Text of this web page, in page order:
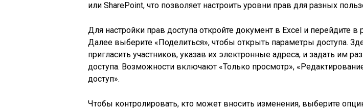
или SharePoint, что позволяет настроить уровни прав для разных
Для настройки прав доступа откройте документ в Excel и перейдите в
Далее выберите «Поделиться», чтобы открыть параметры доступа.
пригласить участников, указав их электронные адреса, и задать им
доступа. Возможности включают «Только просмотр»,
доступ».
Чтобы контролировать, кто может вносить изменения, выберите